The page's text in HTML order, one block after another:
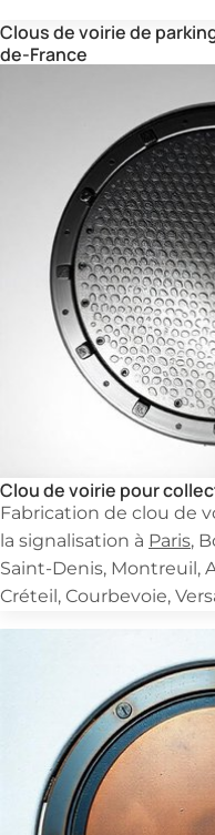
Clous de voirie de
de-France
Clou de voirie pour
Fabrication de clou de
la signalisation à Paris,
Saint-Denis, Montreuil,
Créteil, Courbevoie,